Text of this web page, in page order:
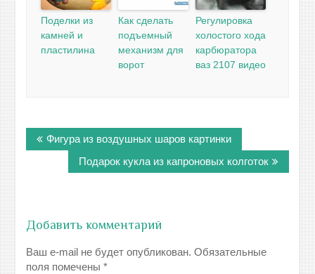
Поделки из
камней и
пластилина
Как сделать
подъемный
механизм для
ворот
Регулировка
холостого хода
карбюратора
ваз 2107 видео
по Фигура из воздушных шаров картинки
Подарок кукла из капроновых колготок
Добавить комментарий
Ваш e-mail не будет опубликован. Обязательные
поля помечены*